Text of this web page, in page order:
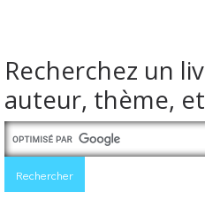
Recherchez un
auteur, thème,